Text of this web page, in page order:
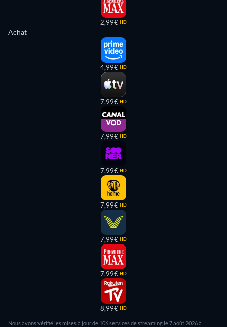
2,99€ HD
Achat
4,99€ HD
7,99€ HD
7,99€ HD
7,99€ HD
7,99€ HD
7,99€ HD
7,99€ HD
8,99€ HD
Nous avons vérifié les mises à jour de 106 services de streaming le 7 août 2026 à